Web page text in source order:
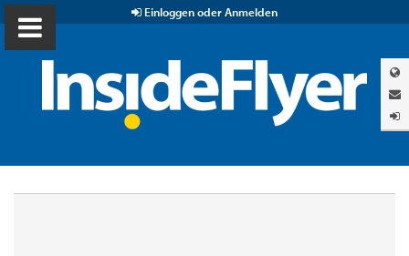
Einloggen oder Anmelden